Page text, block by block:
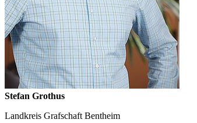
Stefan Grothus
Landkreis Grafschaft Bentheim